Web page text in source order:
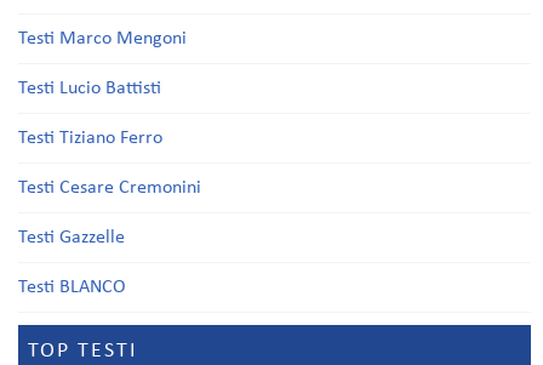
Testi Marco Mengoni
Testi Lucio Battisti
Testi Tiziano Ferro
Testi Cesare Cremonini
Testi Gazzelle
Testi BLANCO
TOP TESTI